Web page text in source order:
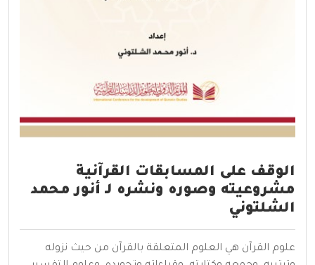
الوقف على المسابقات القرآنية
مشروعيته وصوره ونشره لـ أنور محمد
الشلتوني
علوم القرآن هي العلوم المتعلقة بالقرآن من حيث نزوله